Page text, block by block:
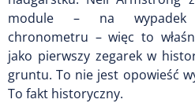
module – na wypadek
chronometru – więc to
jako pierwszy zegarek w
gruntu. To nie jest opowieść
To fakt historyczny.